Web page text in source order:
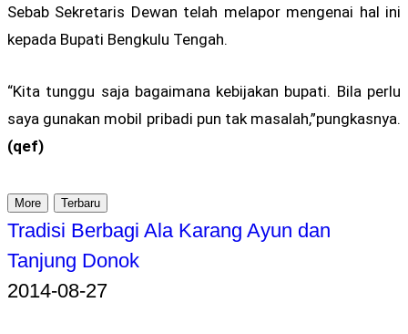
Sebab Sekretaris Dewan telah melapor mengenai hal ini
kepada Bupati Bengkulu Tengah.
“Kita tunggu saja bagaimana kebijakan bupati. Bila perlu
saya gunakan mobil pribadi pun tak masalah,”pungkasnya.
(qef)
More Terbaru
Tradisi Berbagi Ala Karang Ayun dan
Tanjung Donok
2014-08-27